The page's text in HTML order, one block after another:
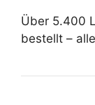
Über 5.400
bestellt –